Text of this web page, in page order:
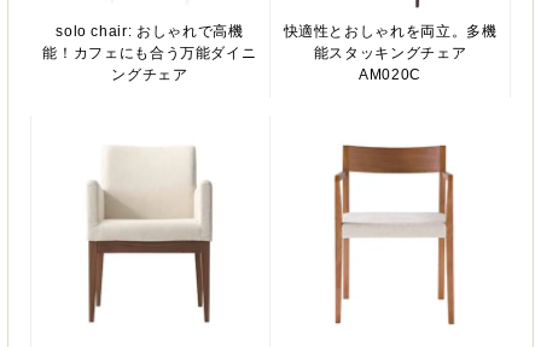
solo chair: おしゃれで高機
能！カフェにも合う万能ダイニ
ングチェア
快適性とおしゃれを両立。多機
能スタッキングチェア
AM020C